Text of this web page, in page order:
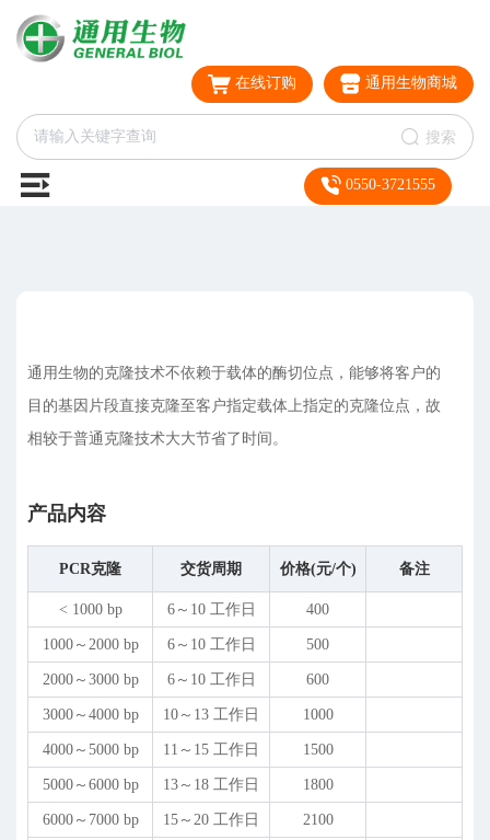
在线订购 通用生物商城
搜索
0550-3721555
通用生物的克隆技术不依赖于载体的酶切位点，能够将客户的
目的基因片段直接克隆至客户指定载体上指定的克隆位点，故
相较于普通克隆技术大大节省了时间。
产品内容
PCR克隆 交货周期 价格(元/个) 备注
< 1000 bp 6～10 工作日 400
1000～2000 bp 6～10 工作日 500
2000～3000 bp 6～10 工作日 600
3000～4000 bp 10～13 工作日 1000
4000～5000 bp 11～15 工作日 1500
5000～6000 bp 13～18 工作日 1800
6000～7000 bp 15～20 工作日 2100